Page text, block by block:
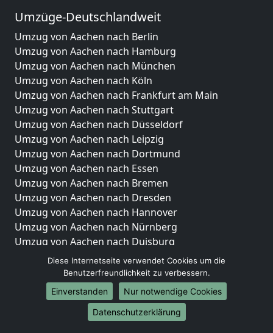
Umzüge-Deutschlandweit
Umzug von Aachen nach Berlin
Umzug von Aachen nach Hamburg
Umzug von Aachen nach München
Umzug von Aachen nach Köln
Umzug von Aachen nach Frankfurt am Main
Umzug von Aachen nach Stuttgart
Umzug von Aachen nach Düsseldorf
Umzug von Aachen nach Leipzig
Umzug von Aachen nach Dortmund
Umzug von Aachen nach Essen
Umzug von Aachen nach Bremen
Umzug von Aachen nach Dresden
Umzug von Aachen nach Hannover
Umzug von Aachen nach Nürnberg
Umzug von Aachen nach Duisburg
Umzug von Aachen nach Bochum
Umzug von Aachen nach Wuppertal
Umzug von Aachen nach Bielefeld
Umzug von Aachen nach Bonn
Umzug von Aachen nach Münster
Diese Internetseite verwendet Cookies um die
Benutzerfreundlichkeit zu verbessern.
Einverstanden
Nur notwendige Cookies
Datenschutzerklärung